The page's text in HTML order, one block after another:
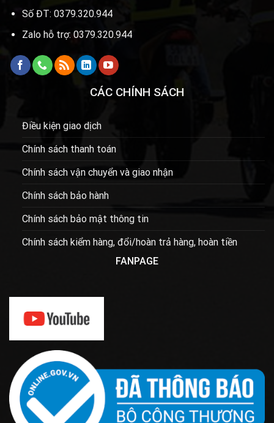
Số ĐT: 0379.320.944
Zalo hỗ trợ: 0379.320.944
CÁC CHÍNH SÁCH
Điều kiện giao dịch
Chính sách thanh toán
Chính sách vận chuyển và giao nhận
Chính sách bảo hành
Chính sách bảo mật thông tin
Chính sách kiểm hàng, đổi/hoàn trả hàng, hoàn tiền
FANPAGE